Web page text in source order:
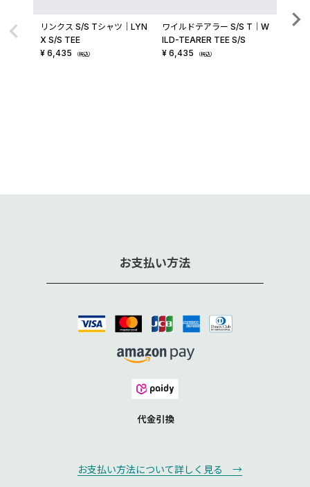
リンクス S/S Tシャツ│LYN
X S/S TEE
¥ 6,435 （税込）
ワイルドテアラー S/S T│W
ILD-TEARER TEE S/S
¥ 6,435 （税込）
WT
お支払い方法
お支払い方法について詳しく見る →